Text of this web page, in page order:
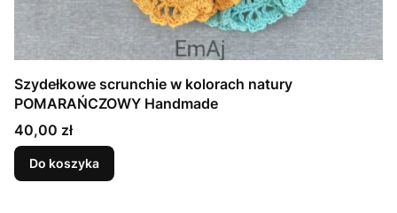
Szydełkowe scrunchie w kolorach natury
POMARAŃCZOWY Handmade
Cena
40,00 zł
Do koszyka